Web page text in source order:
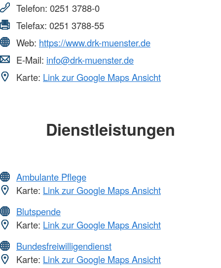
Telefon: 0251 3788-0
Telefax: 0251 3788-55
Web: https://www.drk-muenster.de
E-Mail: info@drk-muenster.de
Karte: Link zur Google Maps Ansicht
Dienstleistungen
Ambulante Pflege
Karte: Link zur Google Maps Ansicht
Blutspende
Karte: Link zur Google Maps Ansicht
Bundesfreiwilligendienst
Karte: Link zur Google Maps Ansicht